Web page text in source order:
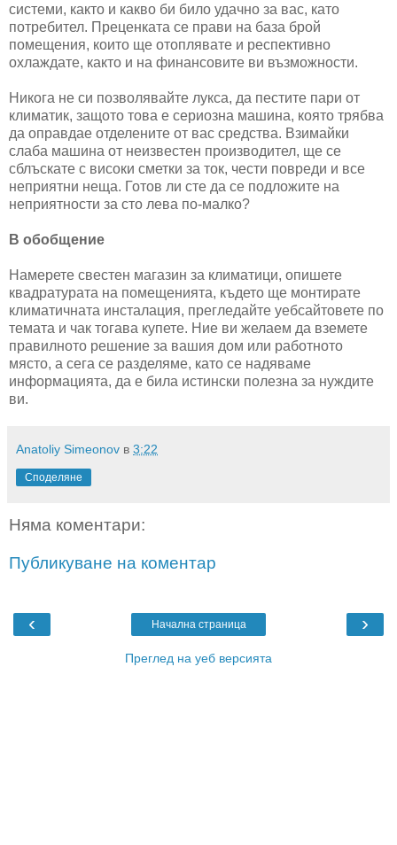
системи, както и какво би било удачно за вас, като
потребител. Преценката се прави на база брой
помещения, които ще отоплявате и респективно
охлаждате, както и на финансовите ви възможности.
Никога не си позволявайте лукса, да пестите пари от
климатик, защото това е сериозна машина, която трябва
да оправдае отделените от вас средства. Взимайки
слаба машина от неизвестен производител, ще се
сблъскате с високи сметки за ток, чести повреди и все
неприятни неща. Готов ли сте да се подложите на
неприятности за сто лева по-малко?
В обобщение
Намерете свестен магазин за климатици, опишете
квадратурата на помещенията, където ще монтирате
климатичната инсталация, прегледайте уебсайтовете по
темата и чак тогава купете. Ние ви желаем да вземете
правилното решение за вашия дом или работното
място, а сега се разделяме, като се надяваме
информацията, да е била истински полезна за нуждите
ви.
Anatoliy Simeonov в 3:22
Споделяне
Няма коментари:
Публикуване на коментар
‹ ›
Начална страница
Преглед на уеб версията